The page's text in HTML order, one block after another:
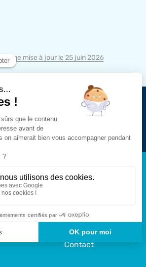
Page mise à jour le 25 juin 2026
Contact